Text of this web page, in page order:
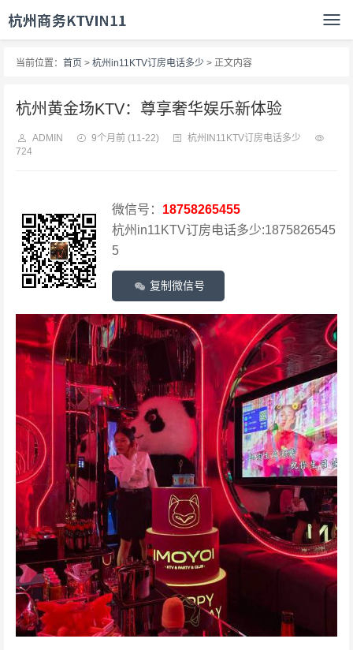
当前位置： 首页 > 杭州in11KTV订房电话多少 > 正文内容
杭州黄金场KTV：尊享奢华娱乐新体验
ADMIN 9个月前 (11-22)
杭州IN11KTV订房电话多少
724
微信号： 18758265455
杭州in11KTV订房电话多少:1875826545
5
复制微信号